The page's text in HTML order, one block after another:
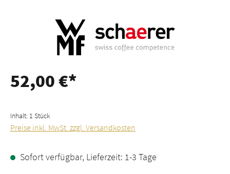
52,00 €*
Inhalt: 1 Stück
Preise inkl. MwSt. zzgl. Versandkosten
Sofort verfügbar, Lieferzeit: 1-3 Tage